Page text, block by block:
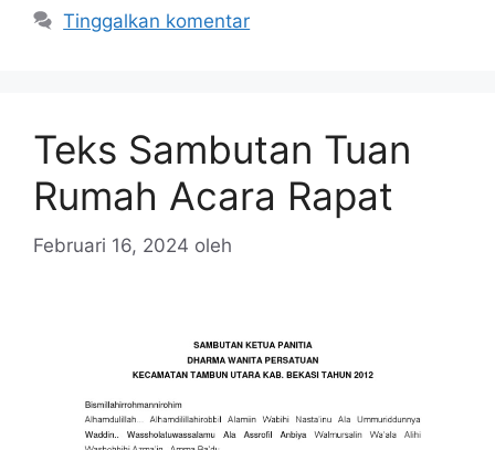
Tinggalkan komentar
Teks Sambutan Tuan
Rumah Acara Rapat
Februari 16, 2024 oleh